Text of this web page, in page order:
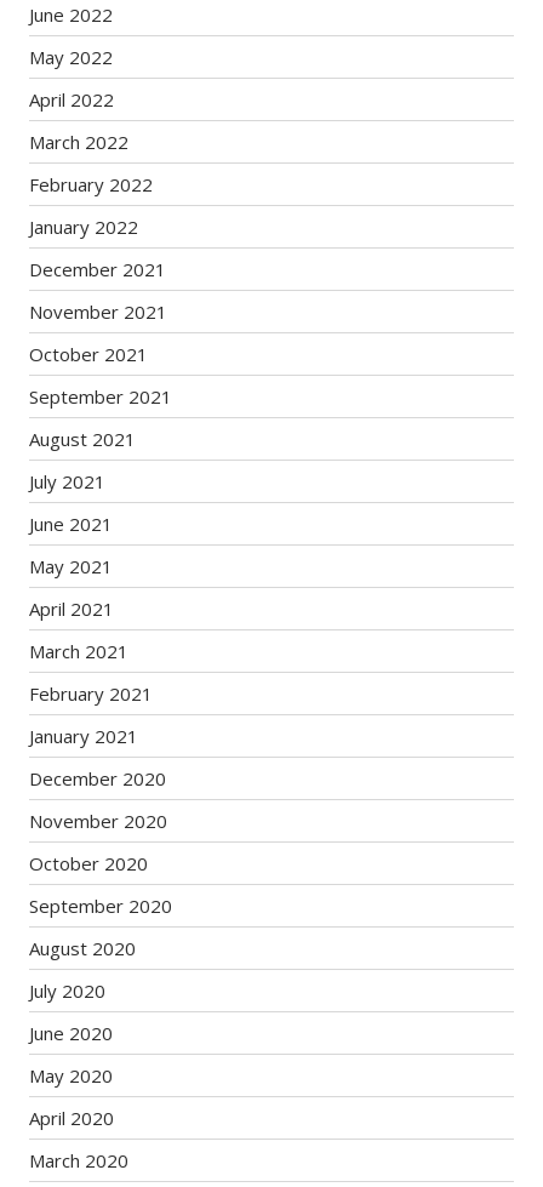
June 2022
May 2022
April 2022
March 2022
February 2022
January 2022
December 2021
November 2021
October 2021
September 2021
August 2021
July 2021
June 2021
May 2021
April 2021
March 2021
February 2021
January 2021
December 2020
November 2020
October 2020
September 2020
August 2020
July 2020
June 2020
May 2020
April 2020
March 2020